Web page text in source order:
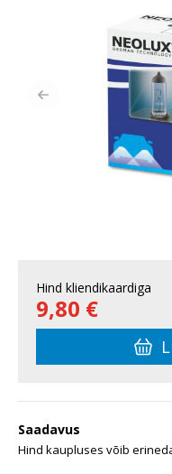
Hind kliendikaardiga
9,80 €
Saadavus
Hind kaupluses võib